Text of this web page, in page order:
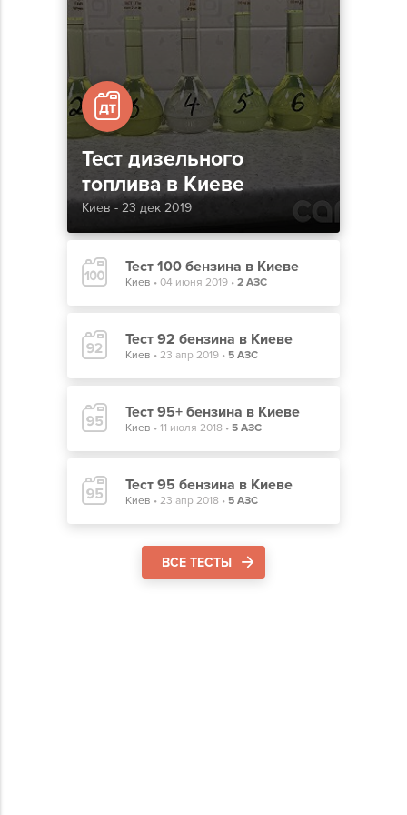
Тест дизельного
топлива в Киеве
Киев - 23 дек 2019
Тест 100 бензина в Киеве
Киев • 04 июня 2019 • 2 АЗС
Тест 92 бензина в Киеве
Киев • 23 апр 2019 • 5 АЗС
Тест 95+ бензина в Киеве
Киев • 11 июля 2018 • 5 АЗС
Тест 95 бензина в Киеве
Киев • 23 апр 2018 • 5 АЗС
ВСЕ ТЕСТЫ